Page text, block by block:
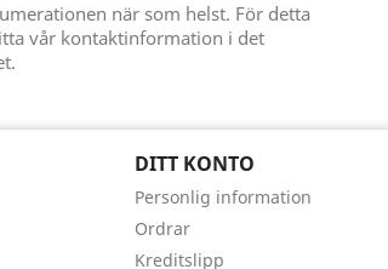
när som helst. För detta
vår kontaktinformation i det
DITT KONTO
Personlig information
Ordrar
Kreditslipp